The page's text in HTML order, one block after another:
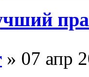
» 07 апр